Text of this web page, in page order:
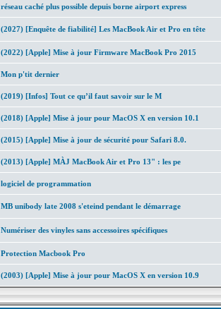
réseau caché plus possible depuis borne airport express
(2027) [Enquête de fiabilité] Les MacBook Air et Pro en tête
(2022) [Apple] Mise à jour Firmware MacBook Pro 2015
Mon p'tit dernier
(2019) [Infos] Tout ce qu’il faut savoir sur le M
(2018) [Apple] Mise à jour pour MacOS X en version 10.1
(2015) [Apple] Mise à jour de sécurité pour Safari 8.0.
(2013) [Apple] MÀJ MacBook Air et Pro 13" : les pe
logiciel de programmation
MB unibody late 2008 s'eteind pendant le démarrage
Numériser des vinyles sans accessoires spécifiques
Protection Macbook Pro
(2003) [Apple] Mise à jour pour MacOS X en version 10.9